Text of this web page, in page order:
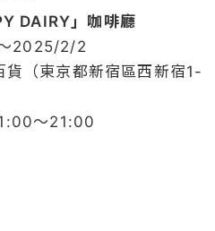
DAIRY」咖啡廳
2025/2/2
（東京都新宿區西新宿1-
～21:00